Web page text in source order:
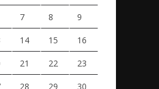
7 8 9
14 15 16
21 22 23
28 29 30